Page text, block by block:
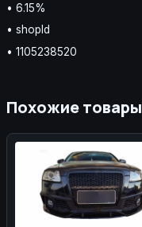
• 6.15%
• shopId
• 1105238520
Похожие товары